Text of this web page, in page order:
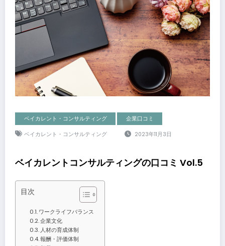
ベイカレント・コンサルティング 企業口コミ
ベイカレント・コンサルティング 2023年11月3日
ベイカレントコンサルティングの口コミ Vol.5
目次
ワークライフバランス
企業文化
人材の育成体制
報酬・評価体制